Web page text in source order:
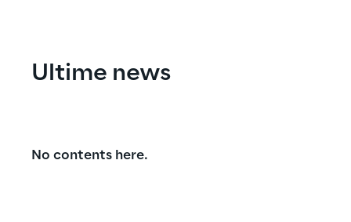
Ultime news
No contents here.